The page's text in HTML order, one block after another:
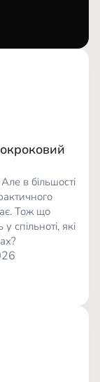
в більшості
Тож що
спільноті, які